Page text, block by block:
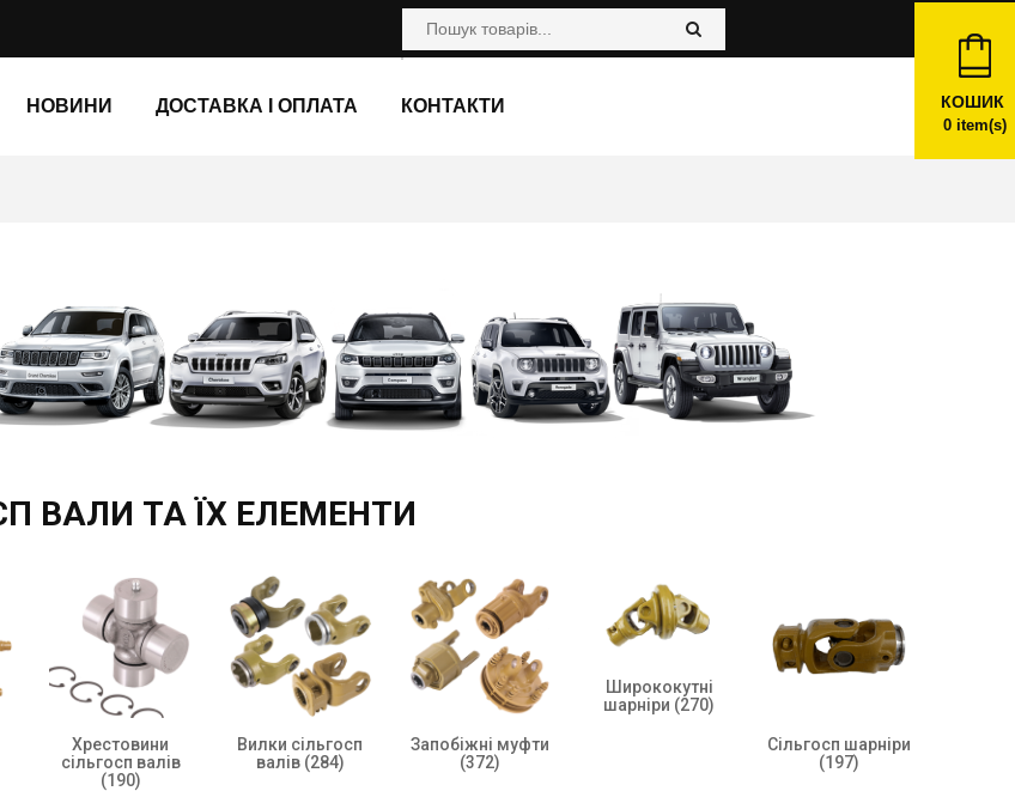
НОВИНИ ДОСТАВКА І ОПЛАТА КОНТАКТИ КОШИК
0item(s)
ВАЛИ ТА ЇХ ЕЛЕМЕНТИ
Хрестовини
сільгосп валів
(190)
Вилки сільгосп
валів (284)
Запобіжні муфти
(372)
Ширококутні
шарніри (270)
Сільгосп шарніри
(197)